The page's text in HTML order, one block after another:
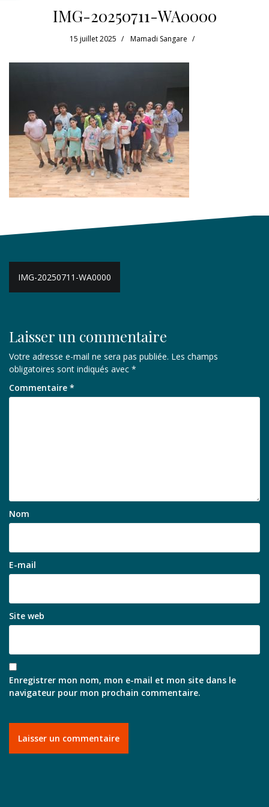
IMG-20250711-WA0000
15 juillet 2025 Mamadi Sangare
Navigation
de
IMG-20250711-WA0000
Laisser un commentaire
Votre adresse e-mail ne sera pas publiée. Les champs
obligatoires sont indiqués avec *
Commentaire *
Nom
E-mail
Site web
Enregistrer mon nom, mon e-mail et mon site dans le
navigateur pour mon prochain commentaire.